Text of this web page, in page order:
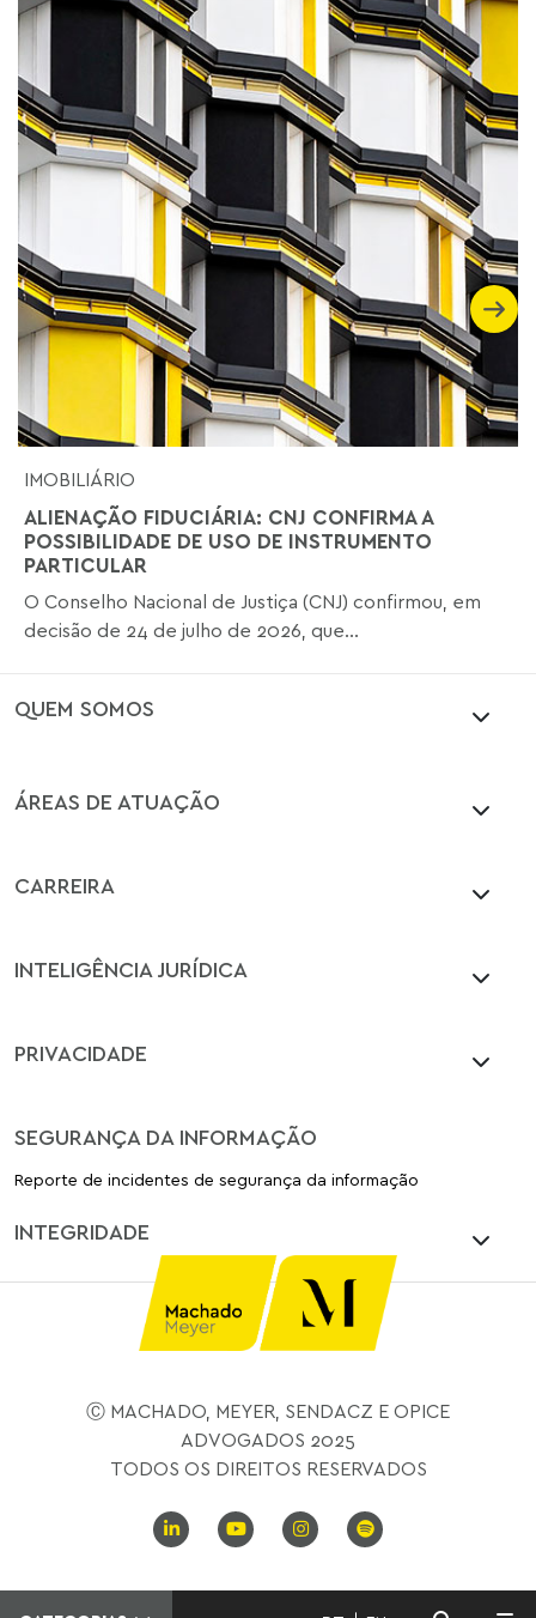
IMOBILIÁRIO
ALIENAÇÃO FIDUCIÁRIA: CNJ CONFIRMA A
POSSIBILIDADE DE USO DE INSTRUMENTO
PARTICULAR
O Conselho Nacional de Justiça (CNJ) confirmou, em
decisão de 24 de julho de 2026, que...
QUEM SOMOS
ÁREAS DE ATUAÇÃO
CARREIRA
INTELIGÊNCIA JURÍDICA
PRIVACIDADE
SEGURANÇA DA INFORMAÇÃO
Reporte de incidentes de segurança da informação
INTEGRIDADE
Ⓒ MACHADO, MEYER, SENDACZ E OPICE
ADVOGADOS 2025
TODOS OS DIREITOS RESERVADOS